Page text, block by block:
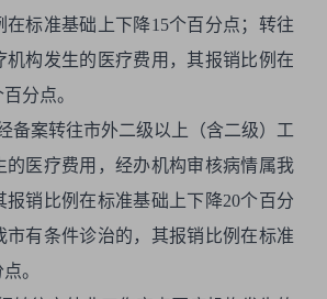
标准基础上下降15个百分点；转往
机构发生的医疗费用，其报销比例在
分点。
备案转往市外二级以上（含二级）工
的医疗费用，经办机构审核病情属我
销比例在标准基础上下降20个百分
市有条件诊治的，其报销比例在标准
百分点。